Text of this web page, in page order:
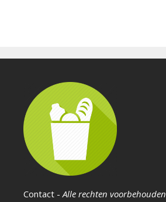
Contact -Alle rechten voorbehouden